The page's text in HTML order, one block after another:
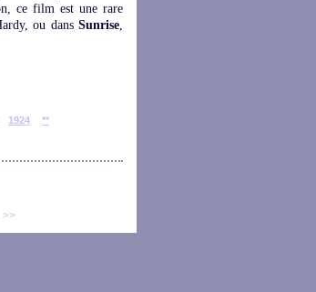
ce film est une rare
ou dans Sunrise,
1924 **
>>